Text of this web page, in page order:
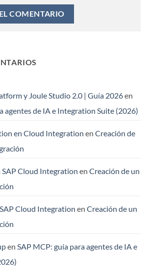
y Joule Studio 2.0 | Guía 2026en
agentes de IA e Integration Suite (2026)
en Cloud Integration en Creación de
SAP Cloud Integration en Creación de un
Cloud Integration en Creación de un
en SAP MCP: guía para agentes de IA e